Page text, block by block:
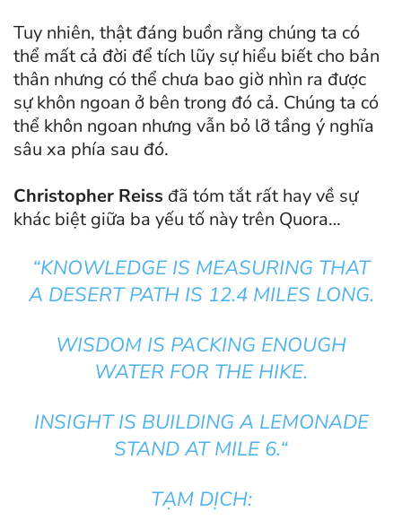
Tuy nhiên, thật đáng buồn rằng chúng ta có
thể mất cả đời để tích lũy sự hiểu biết cho bản
thân nhưng có thể chưa bao giờ nhìn ra được
sự khôn ngoan ở bên trong đó cả. Chúng ta có
thể khôn ngoan nhưng vẫn bỏ lỡ tầng ý nghĩa
sâu xa phía sau đó.
Christopher Reiss đã tóm tắt rất hay về sự
khác biệt giữa ba yếu tố này trên Quora…
“KNOWLEDGE IS MEASURING THAT
A DESERT PATH IS 12.4 MILES LONG.
WISDOM IS PACKING ENOUGH
WATER FOR THE HIKE.
INSIGHT IS BUILDING A LEMONADE
STAND AT MILE 6.“
TẠM DỊCH: